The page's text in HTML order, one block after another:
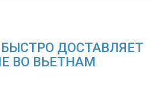
ДОСТАВЛЯЕТ
ВО ВЬЕТНАМ